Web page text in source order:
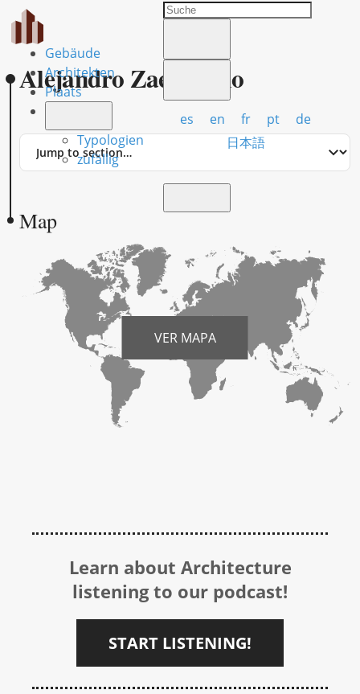
Gebäude
Architekten
Plaats
Typologien
zufällig
es en fr pt
de
日本語
Alejandro Zaera Polo
Jump
Map
VER MAPA
Learn about Architecture
listening to our podcast!
START LISTENING!